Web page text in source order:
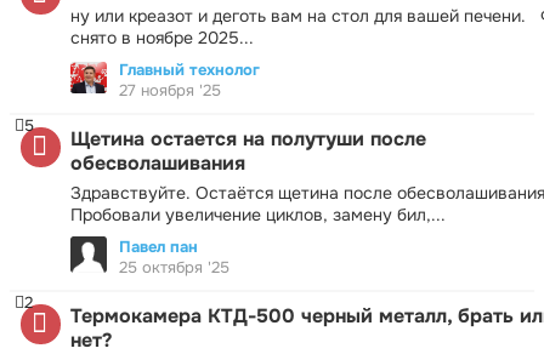
ну или креазот и деготь вам на стол для вашей печени.
снято в ноябре 2025...
Главный технолог
27 ноября '25
Щетина остается на полутуши после
обесволашивания
Здравствуйте. Остаётся щетина после
Пробовали увеличение циклов, замену бил,...
5
Павел пан
25 октября '25
Термокамера КТД-500 черный металл, брать
нет?
2